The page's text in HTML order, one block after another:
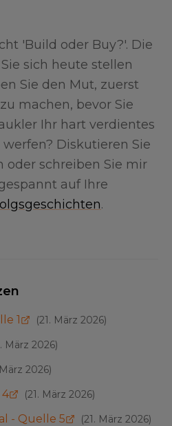
'Build oder Buy?'. Die
sich heute stellen
Sie den Mut, zuerst
machen, bevor Sie
Ihr hart verdientes
Diskutieren Sie
oder schreiben Sie mir
auf Ihre
.
1 (21. März 2026)
März 2026)
2026)
(21. März 2026)
- Quelle 5 (21. März 2026)